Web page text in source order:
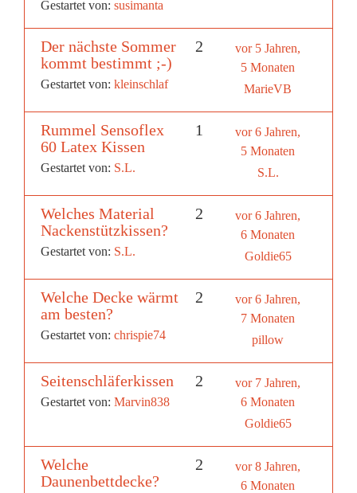
Gestartet von: susimanta
Der nächste Sommer
kommt bestimmt ;-)
Gestartet von: kleinschlaf
2
vor 5 Jahren,
5 Monaten
MarieVB
Rummel Sensoflex
60 Latex Kissen
Gestartet von: S.L.
1
vor 6 Jahren,
5 Monaten
S.L.
Welches Material
Nackenstützkissen?
Gestartet von: S.L.
2
vor 6 Jahren,
6 Monaten
Goldie65
Welche Decke wärmt
am besten?
Gestartet von: chrispie74
2
vor 6 Jahren,
7 Monaten
pillow
Seitenschläferkissen
Gestartet von: Marvin838
2
vor 7 Jahren,
6 Monaten
Goldie65
Welche
Daunenbettdecke?
2
vor 8 Jahren,
6 Monaten